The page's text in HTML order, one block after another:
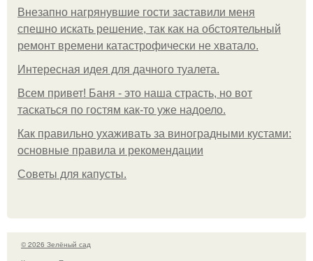
Внезапно нагрянувшие гости заставили меня
спешно искать решение, так как на обстоятельный
ремонт времени катастрофически не хватало.
Интересная идея для дачного туалета.
Всем привет! Баня - это наша страсть, но вот
таскаться по гостям как-то уже надоело.
Как правильно ухаживать за виноградными кустами:
основные правила и рекомендации
Советы для капусты.
© 2026 Зелёный сад